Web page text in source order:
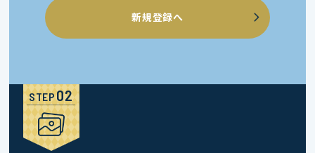
新規登録へ
STEP